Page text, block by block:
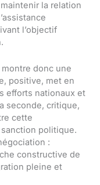
la relation
l’objectif
montre donc une
positive, met en
efforts nationaux et
seconde, critique,
cette
politique.
:
constructive de
pleine et